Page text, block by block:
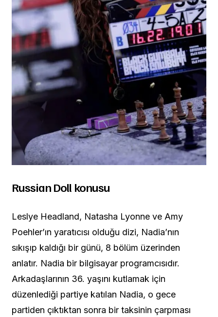
Russian Doll konusu
Leslye Headland, Natasha Lyonne ve Amy
Poehler’ın yaratıcısı olduğu dizi, Nadia’nın
sıkışıp kaldığı bir günü, 8 bölüm üzerinden
anlatır. Nadia bir bilgisayar programcısıdır.
Arkadaşlarının 36. yaşını kutlamak için
düzenlediği partiye katılan Nadia, o gece
partiden çıktıktan sonra bir taksinin çarpması